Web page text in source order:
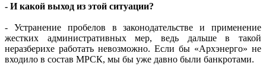
- И какой выход из этой ситуации?
- Устранение пробелов в законодательстве и применение
жестких административных мер, ведь дальше в такой
неразберихе работать невозможно. Если бы «Архэнерго» не
входило в состав МРСК, мы бы уже давно были банкротами.